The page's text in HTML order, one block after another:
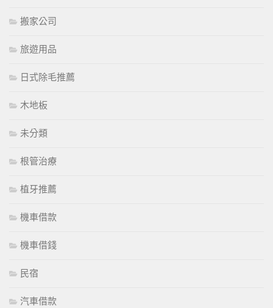
搬家公司
旅遊用品
日式除毛推薦
木地板
未分類
根管治療
植牙推薦
機車借款
機車借錢
民宿
汽車借款